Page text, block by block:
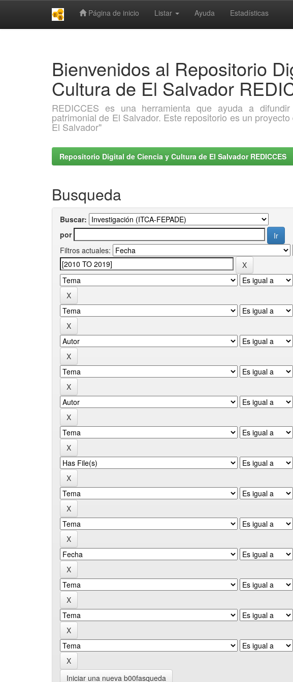
Página de inicio Listar Ayuda Estadísticas
Bienvenidos al Repositorio
Cultura de El Salvador
REDICCES es una herramienta que ayuda a
patrimonial de El Salvador. Este repositorio es un
El Salvador"
Repositorio Digital de Ciencia y Cultura de El Salvador REDICCES
Busqueda
Buscar:
por
Filtros actuales:
Iniciar una nueva b00fasqueda